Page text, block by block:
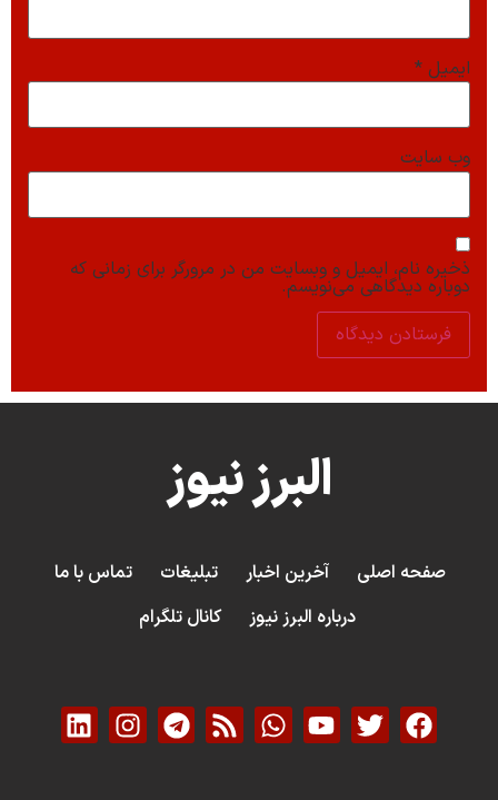
ایمیل *
وب‌ سایت
ذخیره نام، ایمیل و وبسایت من در مرورگر برای زمانی که
دوباره دیدگاهی می‌نویسم.
البرز نیوز
صفحه اصلی آخرین اخبار تبلیغات
تماس با ما
درباره البرز نیوز
کانال تلگرام